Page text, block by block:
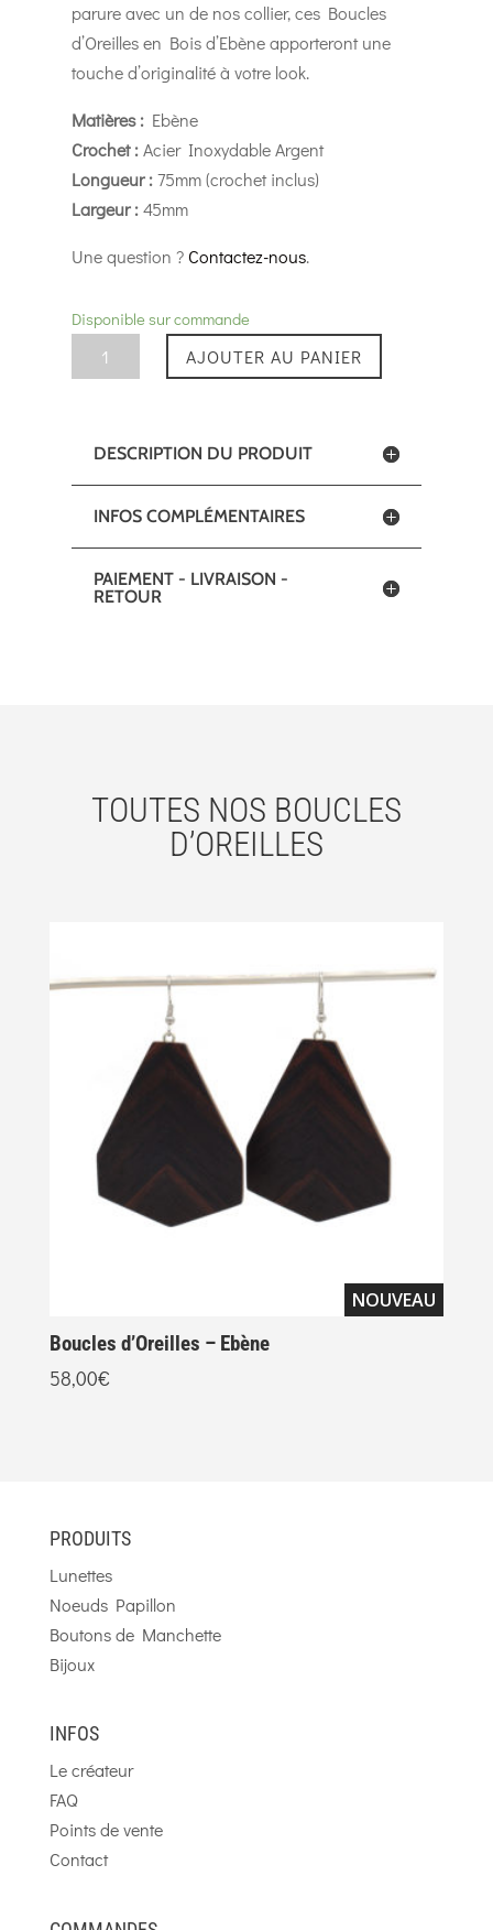
parure avec un de nos collier, ces Boucles
d’Oreilles en Bois d’Ebène apporteront une
touche d’originalité à votre look.
Matières:Ebène
Crochet :Acier Inoxydable Argent
Longueur :75mm (crochet inclus)
Largeur :45mm
Une question ?Contactez-nous.
Disponible sur commande
quantité
de
AJOUTER AU PANIER
DESCRIPTION DU PRODUIT
INFOS COMPLÉMENTAIRES
PAIEMENT - LIVRAISON -
RETOUR
TOUTES NOS BOUCLES
D’OREILLES
NOUVEAU
Boucles d’Oreilles – Ebène
58,00€
PRODUITS
Lunettes
Noeuds Papillon
Boutons de Manchette
Bijoux
INFOS
Le créateur
FAQ
Points de vente
Contact